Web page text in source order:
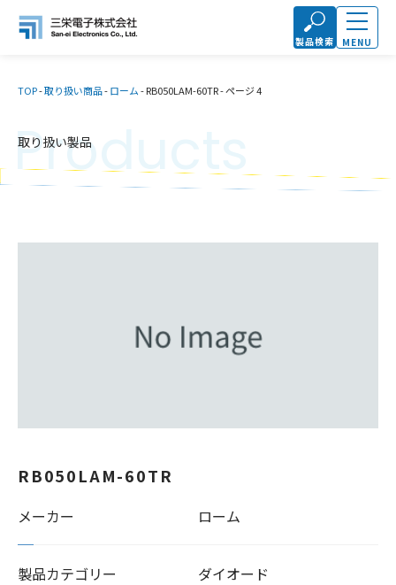
製品検索 MENU
TOP-取り扱い商品-ローム-RB050LAM-60TR-ページ 4
取り扱い製品
Products
RB050LAM-60TR
メーカー ローム
製品カテゴリー ダイオード